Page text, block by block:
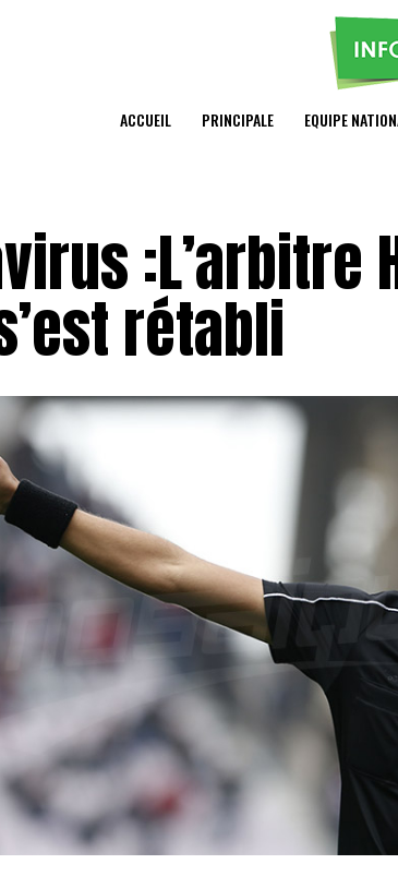
ACCUEIL PRINCIPALE EQUIPE
:L’arbitre
rétabli